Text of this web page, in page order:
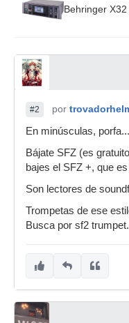
Behringer
#2 por
En minúsculas, porfa...
Bájate SFZ (es
bajes el SFZ +, que
Son lectores de
Trompetas de ese
Busca por sf2 trumpet.